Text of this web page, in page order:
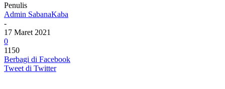
Penulis
Admin SabanaKaba
-
17 Maret 2021
0
1150
Berbagi di Facebook
Tweet di Twitter